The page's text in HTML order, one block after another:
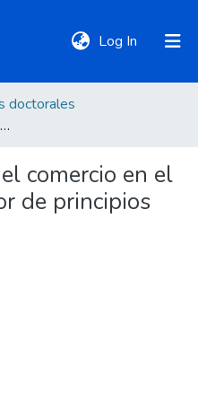
Log In (current)
doctorales
Estudio del tema del comercio en el Tatler y el Spectator de principios del S.XVIII
comercio en el
de principios